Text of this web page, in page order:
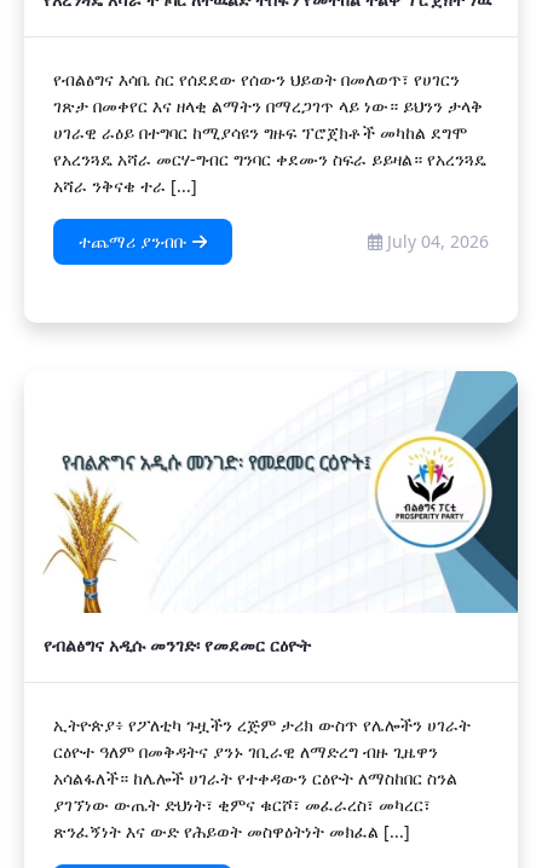
የብልፅግና እሳቤ ስር የሰደደው የሰውን ህይወት በመለወጥ፣ የሀገርን
ገጽታ በመቀየር እና ዘላቂ ልማትን በማረጋገጥ ላይ ነው። ይህንን ታላቅ
ሀገራዊ ራዕይ በተግባር ከሚያሳዩን ግዙፍ ፕሮጀክቶች መካከል ደግሞ
የአረንጓዴ አሻራ መርሃ-ግብር ግንባር ቀደሙን ስፍራ ይይዛል። የአረንጓዴ
አሻራ ንቅናቄ ተራ [...]
ተጨማሪ ያንብቡ July 04, 2026
የብልፅግና አዲሱ መንገድ፡ የመደመር ርዕዮት
ኢትዮጵያ፥ የፖለቲካ ጉዟችን ረጅም ታሪክ ውስጥ የሌሎችን ሀገራት
ርዕዮተ ዓለም በመቅዳትና ያንኑ ገቢራዊ ለማድረግ ብዙ ጊዜዋን
አሳልፋለች። ከሌሎች ሀገራት የተቀዳውን ርዕዮት ለማስከበር ስንል
ያገኘነው ውጤት ድህነት፣ ቂምና ቁርሾ፣ መፈራረስ፣ መካረር፣
ጽንፈኝነት እና ውድ የሕይወት መስዋዕትነት መክፈል [...]